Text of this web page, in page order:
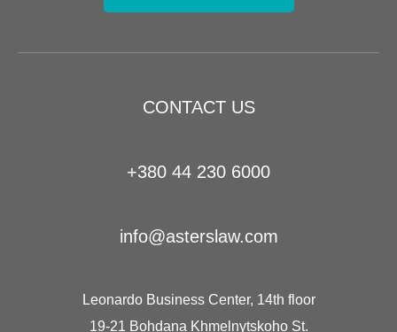
CONTACT US
+380 44 230 6000
info@asterslaw.com
Leonardo Business Center, 14th floor
19-21 Bohdana Khmelnytskoho St.